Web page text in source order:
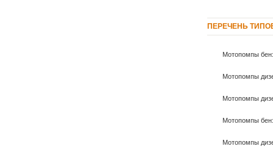
ПЕРЕЧЕНЬ
Мотопомпы
Мотопомпы
Мотопомпы
Мотопомпы
Мотопомпы